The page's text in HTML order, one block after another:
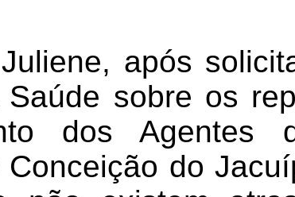
após
sobre os
dos
Conceição do